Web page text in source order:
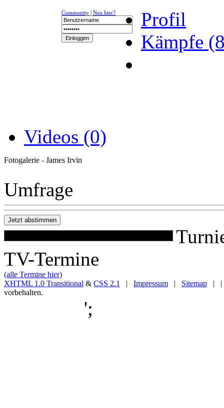
Community | Neu hier?
Profil
Kämpfe
Videos (0)
Fotogalerie - James Irvin
Umfrage
TV-Termine
(alle Termine hier)
XHTML 1.0 Transitional & CSS 2.1 | Impressum | Sitemap | |
vorbehalten.
';